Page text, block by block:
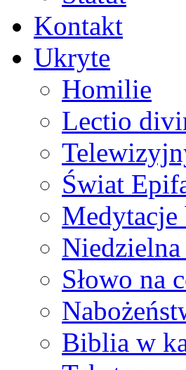
Kontakt
Ukryte
Homilie
Lectio
Świat
Słowo na
Biblia w